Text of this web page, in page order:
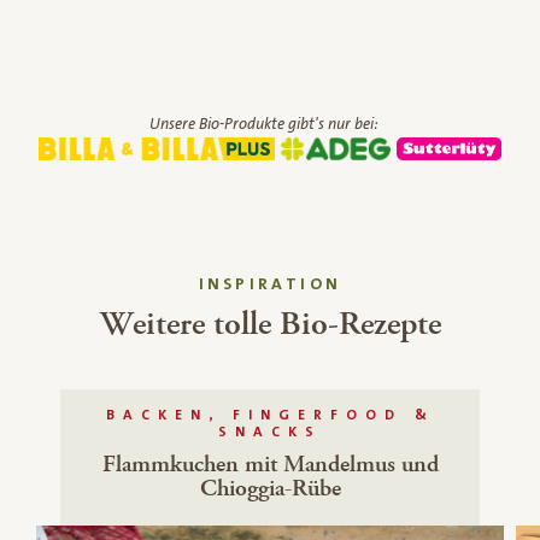
Unsere Bio-Produkte gibt's nur bei:
INSPIRATION
Weitere tolle Bio-Rezepte
BACKEN, FINGERFOOD &
SNACKS
Flammkuchen mit Mandelmus und
Chioggia-Rübe